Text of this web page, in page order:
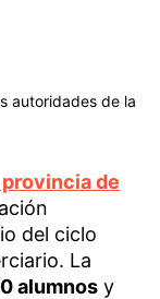
autoridades de la
provincia de
del ciclo
La
alumnos y